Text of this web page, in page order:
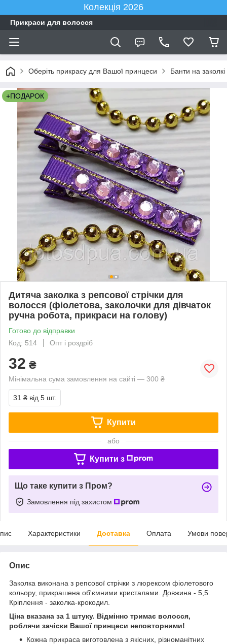
Колекція 2026
Прикраси для волосся
Оберіть прикрасу для Вашої принцеси Банти на заколкі
+ПОДАРОК
Дитяча заколка з репсової стрічки для
волосся (фіолетова, заколочки для дівчаток
ручна робота, прикраси на голову)
Готово до відправки
Код: 514
Опт і роздріб
32 ₴
Мінімальна сума замовлення на сайті — 300 ₴
31 ₴ від 5 шт.
Купити
або
Купити з
Що таке купити з Пром?
Замовлення під захистом
Характеристики Доставка Оплата Умови
Опис
Заколка виконана з репсової стрічки з люрексом фіолетового
кольору, прикрашена об'ємними кристалами. Довжина - 5,5.
Кріплення - заколка-крокодил.
Ціна вказана за 1 штуку. Відмінно тримає волосся,
роблячи зачіски Вашої принцеси неповторними!
Кожна прикраса виготовлена з якісних, різноманітних